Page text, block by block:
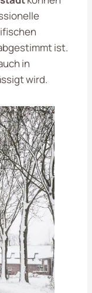
ist.
in
wird.